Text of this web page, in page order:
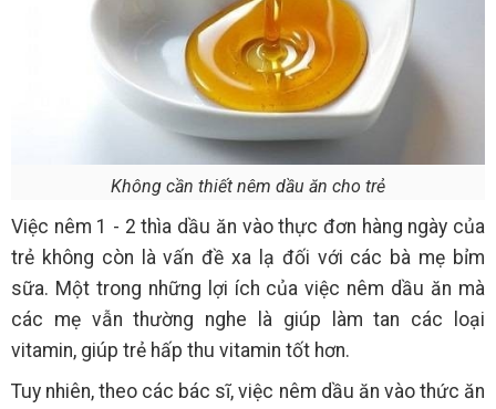
Không cần thiết nêm dầu ăn cho trẻ
Việc nêm 1 - 2 thìa dầu ăn vào thực đơn hàng ngày của
trẻ không còn là vấn đề xa lạ đối với các bà mẹ bỉm
sữa. Một trong những lợi ích của việc nêm dầu ăn mà
các mẹ vẫn thường nghe là giúp làm tan các loại
vitamin, giúp trẻ hấp thu vitamin tốt hơn.
Tuy nhiên, theo các bác sĩ, việc nêm dầu ăn vào thức ăn